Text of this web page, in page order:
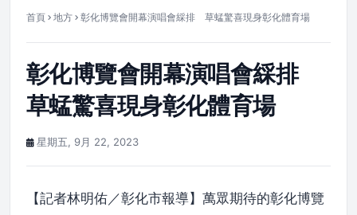
首頁 地方 彰化博覽會開幕演唱會綵排 草蜢驚喜現身彰化體育場
彰化博覽會開幕演唱會綵排
草蜢驚喜現身彰化體育場
星期五, 9月 22, 2023
【記者林明佑／彰化市報導】萬眾期待的彰化博覽